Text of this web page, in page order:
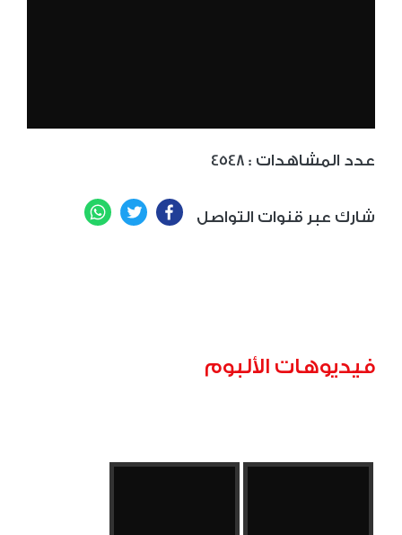
4548 : عدد المشاهدات
شارك عبر قنوات التواصل Facebook
Twitter
فيديوهات الألبوم